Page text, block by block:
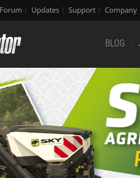
Forum Updates Support Company
BLOG